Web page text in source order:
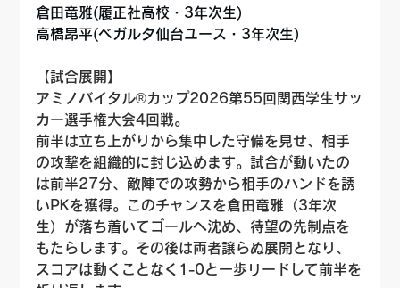
倉田竜雅(履正社高校・3年次生)
高橋昂平(ベガルタ仙台ユース・3年次生)
【試合展開】
アミノバイタル®カップ2026第55回関西学生サッ
カー選手権大会4回戦。
前半は立ち上がりから集中した守備を見せ、相手
の攻撃を組織的に封じ込めます。試合が動いたの
は前半27分、敵陣での攻勢から相手のハンドを誘
いPKを獲得。このチャンスを倉田竜雅（3年次
生）が落ち着いてゴールへ沈め、待望の先制点を
もたらします。その後は両者譲らぬ展開となり、
スコアは動くことなく1-0と一歩リードして前半を